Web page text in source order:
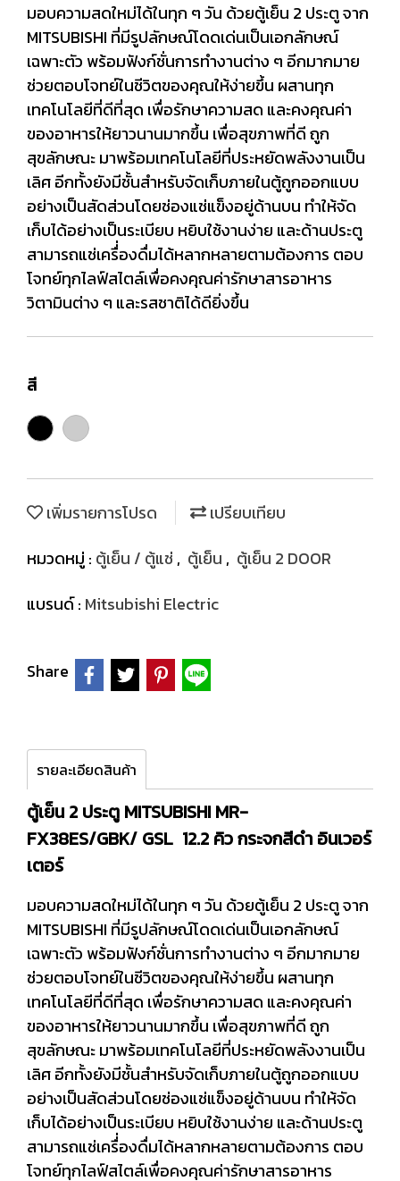
มอบความสดใหม่ได้ในทุก ๆ วัน ด้วยตู้เย็น 2 ประตู จาก
MITSUBISHI ที่มีรูปลักษณ์โดดเด่นเป็นเอกลักษณ์
เฉพาะตัว พร้อมฟังก์ชั่นการทำงานต่าง ๆ อีกมากมาย
ช่วยตอบโจทย์ในชีวิตของคุณให้ง่ายขึ้น ผสานทุก
เทคโนโลยีที่ดีที่สุด เพื่อรักษาความสด และคงคุณค่า
ของอาหารให้ยาวนานมากขึ้น เพื่อสุขภาพที่ดี ถูก
สุขลักษณะ มาพร้อมเทคโนโลยีที่ประหยัดพลังงานเป็น
เลิศ อีกทั้งยังมีชั้นสำหรับจัดเก็บภายในตู้ถูกออกแบบ
อย่างเป็นสัดส่วนโดยช่องแช่แข็งอยู่ด้านบน ทำให้จัด
เก็บได้อย่างเป็นระเบียบ หยิบใช้งานง่าย และด้านประตู
สามารถแช่เครื่่องดื่มได้หลากหลายตามต้องการ ตอบ
โจทย์ทุกไลฟ์สไตล์เพื่อคงคุณค่ารักษาสารอาหาร
วิตามินต่าง ๆ และรสชาติได้ดียิ่งขึ้น
สี
เพิ่มรายการโปรด
เปรียบเทียบ
หมวดหมู่ : ตู้เย็น / ตู้แช่ , ตู้เย็น , ตู้เย็น 2 DOOR
แบรนด์ : Mitsubishi Electric
Share
รายละเอียดสินค้า
ตู้เย็น 2 ประตู MITSUBISHI MR-
FX38ES/GBK/ GSL 12.2 คิว กระจกสีดำ อินเวอร์
เตอร์
มอบความสดใหม่ได้ในทุก ๆ วัน ด้วยตู้เย็น 2 ประตู จาก
MITSUBISHI ที่มีรูปลักษณ์โดดเด่นเป็นเอกลักษณ์
เฉพาะตัว พร้อมฟังก์ชั่นการทำงานต่าง ๆ อีกมากมาย
ช่วยตอบโจทย์ในชีวิตของคุณให้ง่ายขึ้น ผสานทุก
เทคโนโลยีที่ดีที่สุด เพื่อรักษาความสด และคงคุณค่า
ของอาหารให้ยาวนานมากขึ้น เพื่อสุขภาพที่ดี ถูก
สุขลักษณะ มาพร้อมเทคโนโลยีที่ประหยัดพลังงานเป็น
เลิศ อีกทั้งยังมีชั้นสำหรับจัดเก็บภายในตู้ถูกออกแบบ
อย่างเป็นสัดส่วนโดยช่องแช่แข็งอยู่ด้านบน ทำให้จัด
เก็บได้อย่างเป็นระเบียบ หยิบใช้งานง่าย และด้านประตู
สามารถแช่เครื่่องดื่มได้หลากหลายตามต้องการ ตอบ
โจทย์ทุกไลฟ์สไตล์เพื่อคงคุณค่ารักษาสารอาหาร